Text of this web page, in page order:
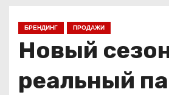
БРЕНДИНГ ПРОДАЖИ
Новый
реальный